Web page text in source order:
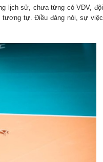
lịch sử, chưa từng có VĐV, đội
tương tự. Điều đáng nói, sự việc